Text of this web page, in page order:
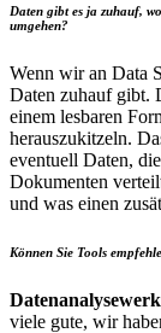
Daten gibt es ja zuhauf,
umgehen?
Wenn wir an Data
Daten zuhauf gibt.
einem lesbaren
herauszukitzeln.
eventuell Daten,
Dokumenten
und was einen
Können Sie Tools
viele gute, wir